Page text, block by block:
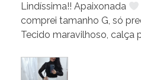
Lindíssima!! Apaixonada
comprei tamanho G, só
Tecido maravilhoso, calça